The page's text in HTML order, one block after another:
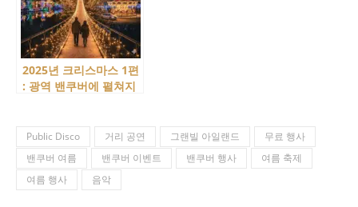
2025년 크리스마스 1편
: 광역 밴쿠버에 펼쳐지
Public Disco 거리 공연 그랜빌 아일랜드
무료 행사
밴쿠버 여름
밴쿠버 이벤트 밴쿠버 행사
여름 축제
여름 행사
음악